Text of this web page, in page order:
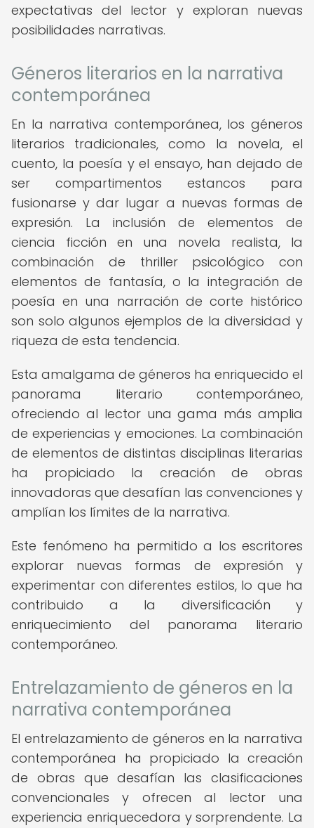
expectativas del lector y exploran nuevas
posibilidades narrativas.
Géneros literarios en la narrativa
contemporánea
En la narrativa contemporánea, los géneros
literarios tradicionales, como la novela, el
cuento, la poesía y el ensayo, han dejado de
ser compartimentos estancos para
fusionarse y dar lugar a nuevas formas de
expresión. La inclusión de elementos de
ciencia ficción en una novela realista, la
combinación de thriller psicológico con
elementos de fantasía, o la integración de
poesía en una narración de corte histórico
son solo algunos ejemplos de la diversidad y
riqueza de esta tendencia.
Esta amalgama de géneros ha enriquecido el
panorama literario contemporáneo,
ofreciendo al lector una gama más amplia
de experiencias y emociones. La combinación
de elementos de distintas disciplinas literarias
ha propiciado la creación de obras
innovadoras que desafían las convenciones y
amplían los límites de la narrativa.
Este fenómeno ha permitido a los escritores
explorar nuevas formas de expresión y
experimentar con diferentes estilos, lo que ha
contribuido a la diversificación y
enriquecimiento del panorama literario
contemporáneo.
Entrelazamiento de géneros en la
narrativa contemporánea
El entrelazamiento de géneros en la narrativa
contemporánea ha propiciado la creación
de obras que desafían las clasificaciones
convencionales y ofrecen al lector una
experiencia enriquecedora y sorprendente. La